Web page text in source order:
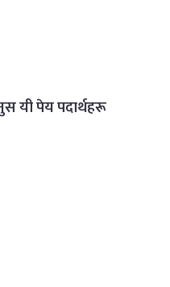
यी पेय पदार्थहरू